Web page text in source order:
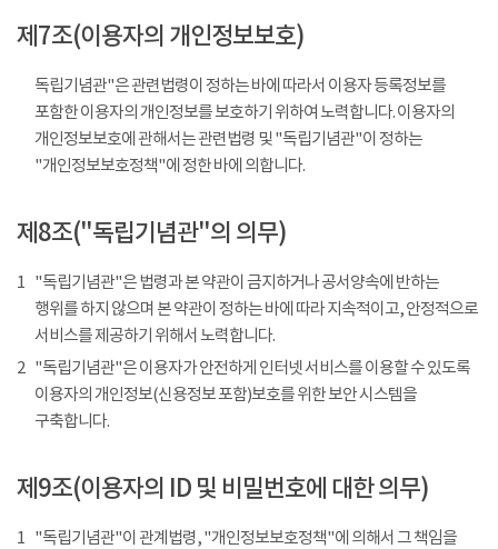
제7조(이용자의 개인정보보호)
독립기념관"은 관련법령이 정하는 바에 따라서 이용자 등록정보를
포함한 이용자의 개인정보를 보호하기 위하여 노력합니다. 이용자의
개인정보보호에 관해서는 관련법령 및 "독립기념관"이 정하는
"개인정보보호정책"에 정한 바에 의합니다.
제8조("독립기념관"의 의무)
1 "독립기념관"은 법령과 본 약관이 금지하거나 공서양속에 반하는
행위를 하지 않으며 본 약관이 정하는 바에 따라 지속적이고, 안정적으로
서비스를 제공하기 위해서 노력합니다.
2 "독립기념관"은 이용자가 안전하게 인터넷 서비스를 이용할 수 있도록
이용자의 개인정보(신용정보 포함)보호를 위한 보안 시스템을
구축합니다.
제9조(이용자의 ID 및 비밀번호에 대한 의무)
1 "독립기념관"이 관계법령, "개인정보보호정책"에 의해서 그 책임을